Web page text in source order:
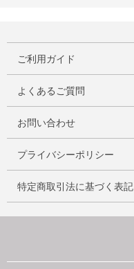
ご利用ガイド
よくあるご質問
お問い合わせ
プライバシーポリシー
特定商取引法に基づく表記